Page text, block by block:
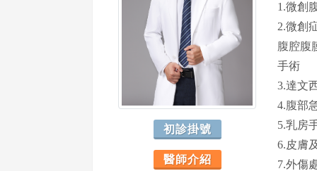
初診掛號
醫師介紹
1.微創
2.微創
腹腔腹
手術
3.達文
4.腹部
5.乳房
6.皮膚
7.外傷